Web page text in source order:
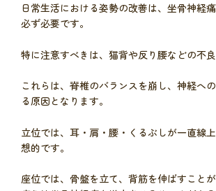
日常生活における姿勢の改善は、坐骨神経
必ず必要です。
特に注意すべきは、猫背や反り腰などの不良
これらは、脊椎のバランスを崩し、神経へ
る原因となります。
立位では、耳・肩・腰・くるぶしが一直線
想的です。
座位では、骨盤を立て、背筋を伸ばすこと